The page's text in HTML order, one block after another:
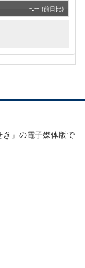
-.-- (前日比)
」の電子媒体版で